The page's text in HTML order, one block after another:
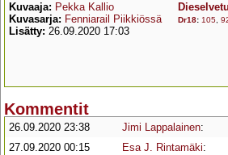
Kuvaaja: Pekka Kallio
Kuvasarja: Fenniarail Piikkiössä
Lisätty: 26.09.2020 17:03
Dr18: 105
Kommentit
26.09.2020 23:38 Jimi Lappalainen:
27.09.2020 00:15
Esa J. Rintamäki: